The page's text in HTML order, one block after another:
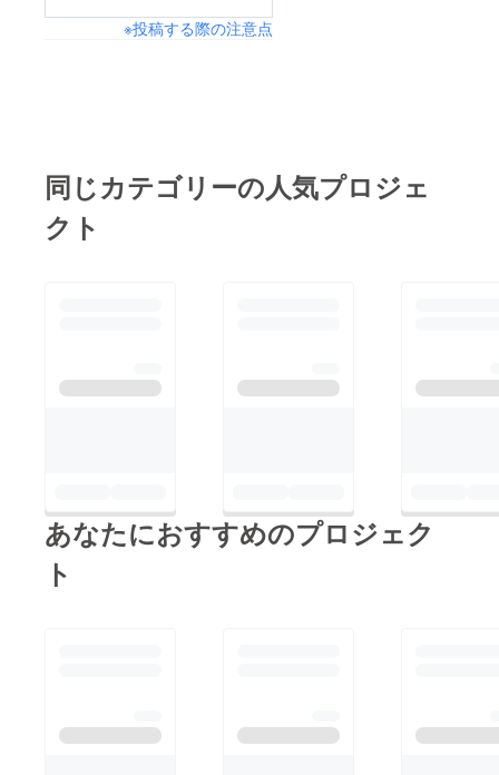
※投稿する際の注意点
同じカテゴリーの人気プロジェ
クト
あなたにおすすめのプロジェク
ト